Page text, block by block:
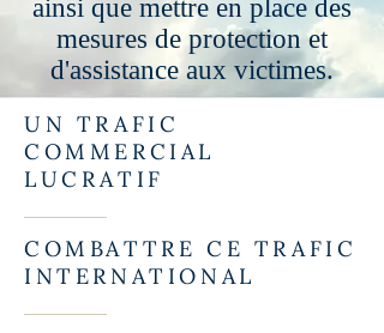
ainsi que mettre en place des
mesures de protection et
d'assistance aux victimes.
UN TRAFIC
COMMERCIAL
LUCRATIF
COMBATTRE CE TRAFIC
INTERNATIONAL